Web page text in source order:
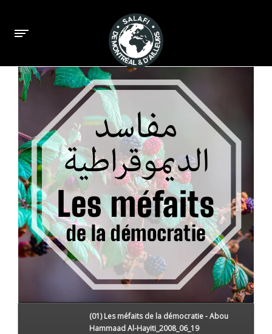
(01) Les méfaits de la démocratie - Abou
Hammaad Al-Hayiti_2008_06_19